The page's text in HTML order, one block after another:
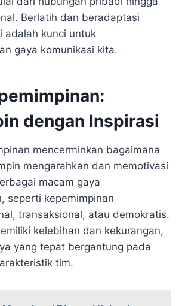
Berlatih dan beradaptasi
adalah kunci untuk
gaya komunikasi kita.
dengan Inspirasi
mencerminkan bagaimana
mengarahkan dan memotivasi
macam gaya
seperti kepemimpinan
transaksional, atau demokratis.
kelebihan dan kekurangan,
yang tepat bergantung pada
tim.